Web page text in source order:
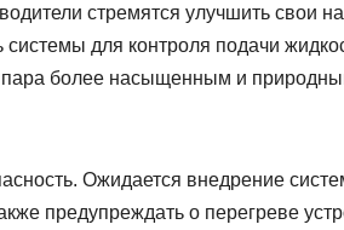
стремятся улучшить свои
системы для контроля подачи
пара более насыщенным и
Ожидается внедрение
предупреждать о перегреве